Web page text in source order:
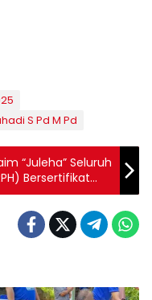
S Pd M Pd
“Juleha” Seluruh
Bersertifikat